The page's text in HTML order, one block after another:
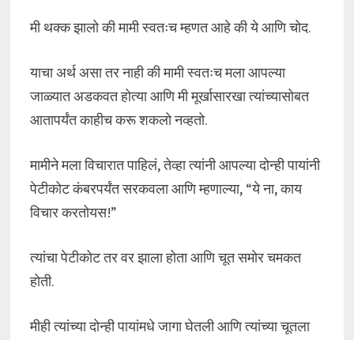
मी थक्क झालो की मामी स्वतःच म्हणत आहे की ये आणि चोद.
याचा अर्थ असा तर नाही की मामी स्वतःच मला आपल्या
जाळ्यात अडकवत होत्या आणि मी मूर्खासारखा त्यांच्यासोबत
आतापर्यंत काहीच करू शकलो नव्हतो.
मामीने मला विचारात पाहिलं, तेव्हा त्यांनी आपल्या दोन्ही पायांनी
पेटीकोट कंबरपर्यंत सरकवला आणि म्हणाल्या, “ये ना, काय
विचार करतोयस!”
त्यांचा पेटीकोट तर वर झाला होता आणि चूत समोर चमकत
होती.
मीही त्यांच्या दोन्ही पायांमधे जागा घेतली आणि त्यांच्या चूतला